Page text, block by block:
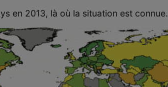
en 2013, là où la situation est connue.